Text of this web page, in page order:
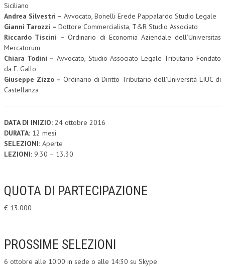
Siciliano
Andrea Silvestri – Avvocato, Bonelli Erede Pappalardo Studio Legale
Gianni Tarozzi – Dottore Commercialista, T&R Studio Associato
Riccardo Tiscini –Ordinario di Economia Aziendale dell’Universitas
Mercatorum
Chiara Todini – Avvocato, Studio Associato Legale Tributario Fondato
da F. Gallo
Giuseppe Zizzo – Ordinario di Diritto Tributario dell’Università LIUC di
Castellanza
DATA DI INIZIO: 24 ottobre 2016
DURATA: 12 mesi
SELEZIONI: Aperte
LEZIONI: 9.30 – 13.30
QUOTA DI PARTECIPAZIONE
€ 13.000
PROSSIME SELEZIONI
6 ottobre alle 10:00 in sede o alle 14:30 su Skype